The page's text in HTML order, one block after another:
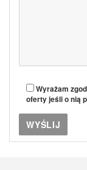
Wyrażam
oferty jeśli o nią